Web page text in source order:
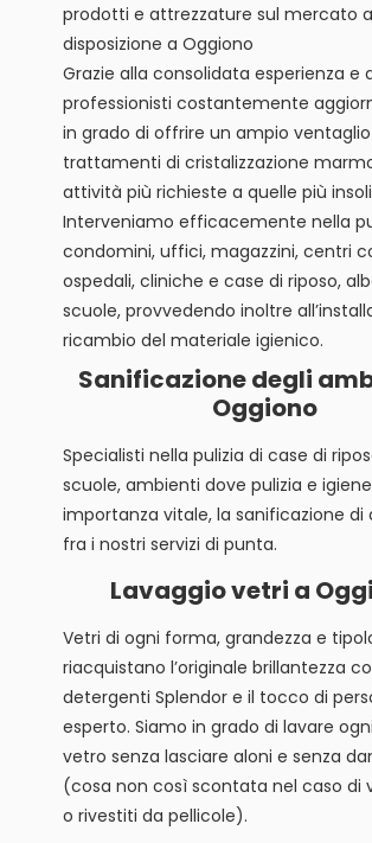
prodotti e attrezzature sul mercato
disposizione a Oggiono
Grazie alla consolidata esperienza e
professionisti costantemente
in grado di offrire un ampio
trattamenti di cristalizzazione
attività più richieste a quelle più
Interveniamo efficacemente nella
condomini, uffici, magazzini, centri
ospedali, cliniche e case di riposo,
scuole, provvedendo inoltre
ricambio del materiale igienico.
Sanificazione degli
Oggiono
Specialisti nella pulizia di case di
scuole, ambienti dove pulizia e
importanza vitale, la sanificazione di
fra i nostri servizi di punta.
Lavaggio vetri a
Vetri di ogni forma, grandezza e
riacquistano l’originale brillantezza
detergenti Splendor e il tocco di
esperto. Siamo in grado di lavare
vetro senza lasciare aloni e senza
(cosa non così scontata nel caso di
o rivestiti da pellicole).